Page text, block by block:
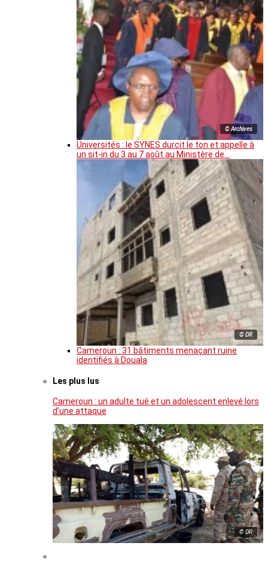
© Archives
Universités : le SYNES durcit le ton et appelle à
un sit-in du 3 au 7 août au Ministère de…
© DR
Cameroun : 31 bâtiments menaçant ruine
identifiés à Douala
Les plus lus
Cameroun : un adulte tué et un adolescent enlevé lors
d’une attaque
© DR